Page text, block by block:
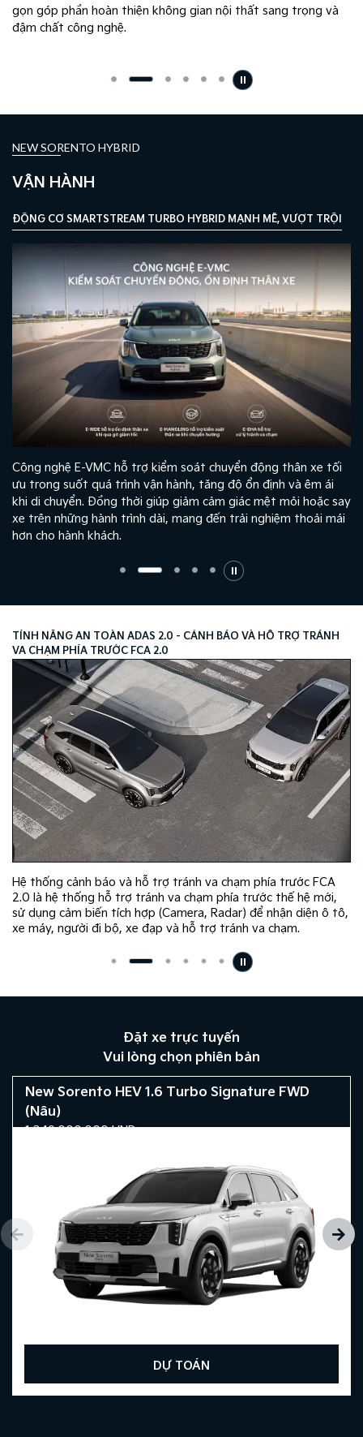
gọn góp phần hoàn thiện không gian nội thất sang trọng và
đậm chất công nghệ.
NEW SORENTO HYBRID
VẬN HÀNH
ĐỘNG CƠ SMARTSTREAM TURBO HYBRID MẠNH MẼ, VƯỢT TRỘI
Công nghệ E-VMC hỗ trợ kiểm soát chuyển động thân xe tối
ưu trong suốt quá trình vận hành, tăng độ ổn định và êm ái
khi di chuyển. Đồng thời giúp giảm cảm giác mệt mỏi hoặc say
xe trên những hành trình dài, mang đến trải nghiệm thoải mái
hơn cho hành khách.
TÍNH NĂNG AN TOÀN ADAS 2.0 - CẢNH BÁO VÀ HỖ TRỢ TRÁNH
VA CHẠM PHÍA TRƯỚC FCA 2.0
Hệ thống cảnh báo và hỗ trợ tránh va chạm phía trước FCA
2.0 là hệ thống hỗ trợ tránh va chạm phía trước thế hệ mới,
sử dụng cảm biến tích hợp (Camera, Radar) để nhận diện ô tô,
xe máy, người đi bộ, xe đạp và hỗ trợ tránh va chạm.
Đặt xe trực tuyến
Vui lòng chọn phiên bản
New Sorento HEV 1.6 Turbo Signature FWD
(Nâu)
1.349.000.000VND
DỰ TOÁN